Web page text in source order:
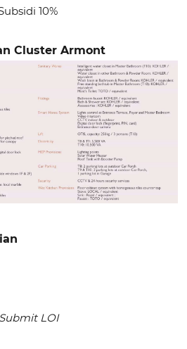
10%
Cluster Armont
LOI